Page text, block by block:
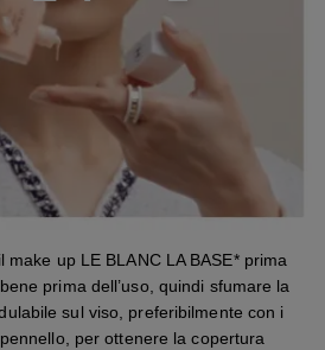
up LE BLANC LA BASE* prima
prima dell’uso, quindi sfumare la
sul viso, preferibilmente con i
per ottenere la copertura